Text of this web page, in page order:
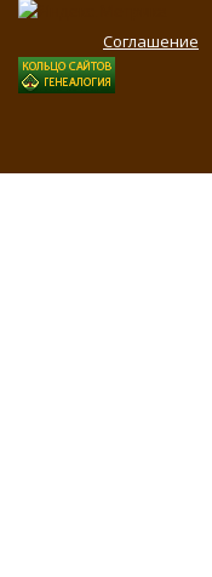
Соглашение